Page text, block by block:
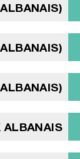
ALBANAIS